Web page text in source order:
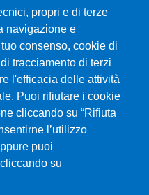
propri e di terze
navigazione e
consenso, cookie di
tracciamento di terzi
l'efficacia delle attività
Puoi rifiutare i cookie
cliccando su “Rifiuta
l’utilizzo
puoi
su